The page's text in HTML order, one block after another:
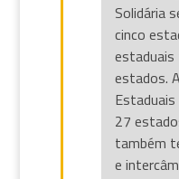
Solidária
cinco
estaduais
estados.
27
também
e